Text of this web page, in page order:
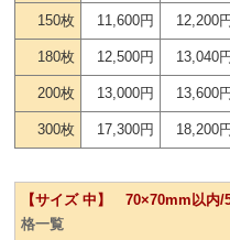
150枚 11,600円 12,200円
180枚 12,500円 13,040円
200枚 13,000円 13,600円
300枚 17,300円 18,200円
【サイズ 中】 70×70mm以内/
格一覧